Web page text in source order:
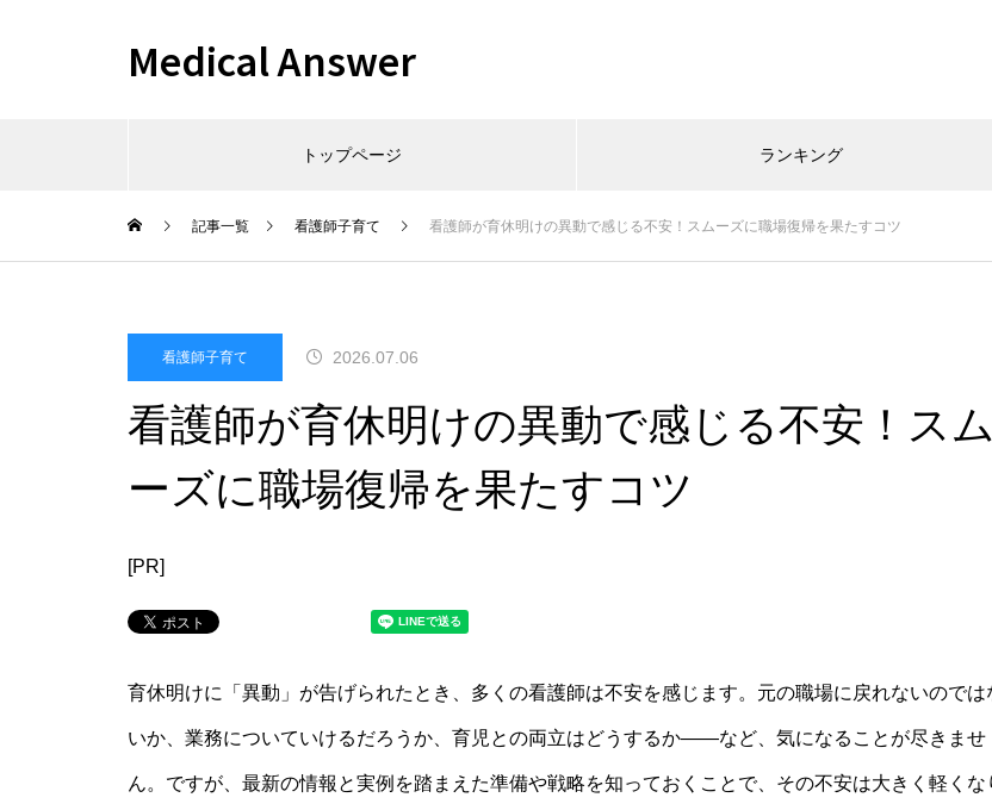
Medical Answer
トップページ ランキング
記事一覧 看護師子育て 看護師が育休明けの異動で感じる不安！スムーズに職場復帰を果たすコツ
看護師子育て 2026.07.06
看護師が育休明けの異動で感じる不安！スム
ーズに職場復帰を果たすコツ
[PR]
育休明けに「異動」が告げられたとき、多くの看護師は不安を感じます。元の職場に戻れないのでは
いか、業務についていけるだろうか、育児との両立はどうするか――など、気になることが尽きませ
ん。ですが、最新の情報と実例を踏まえた準備や戦略を知っておくことで、その不安は大きく軽くな